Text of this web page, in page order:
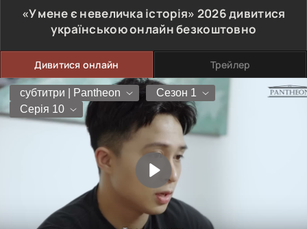
«У мене є невеличка історія» 2026дивитися
українською онлайн безкоштовно
Дивитися онлайн Трейлер